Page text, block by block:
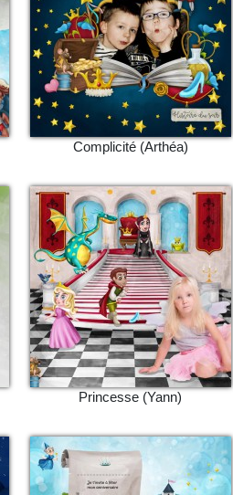
Complicité (Arthéa)
Princesse (Yann)